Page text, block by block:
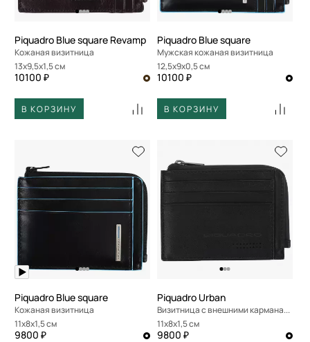
Piquadro Blue square Revamp
Кожаная визитница
13x9,5x1,5 см
10100 ₽
В КОРЗИНУ
Piquadro Blue square
Мужская кожаная визитница
12,5x9x0,5 см
10100 ₽
В КОРЗИНУ
Piquadro Blue square
Кожаная визитница
11x8x1,5 см
9800 ₽
Piquadro Urban
Визитница с внешними карманами
11x8x1,5 см
9800 ₽